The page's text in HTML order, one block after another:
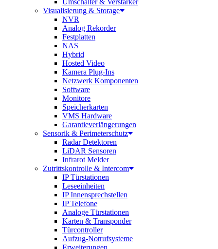
Umschalter & Verstärker
Visualisierung & Storage
NVR
Analog Rekorder
Festplatten
NAS
Hybrid
Hosted Video
Kamera Plug-Ins
Netzwerk Komponenten
Software
Monitore
Speicherkarten
VMS Hardware
Garantieverlängerungen
Sensorik & Perimeterschutz
Radar Detektoren
LiDAR Sensoren
Infrarot Melder
Zutrittskontrolle & Intercom
IP Türstationen
Leseeinheiten
IP Innensprechstellen
IP Telefone
Analoge Türstationen
Karten & Transponder
Türcontroller
Aufzug-Notrufsysteme
Erweiterungen